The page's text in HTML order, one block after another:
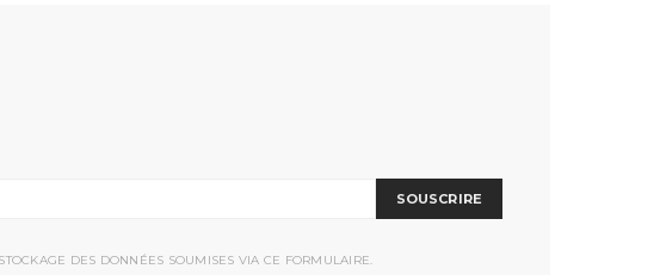
SOUSCRIRE
DES DONNÉES SOUMISES VIA CE FORMULAIRE.